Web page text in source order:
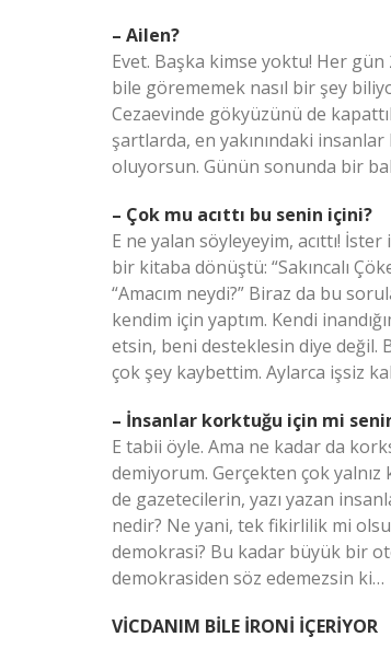
– Ailen?
Evet. Başka kimse yoktu! Her
bile görememek nasıl bir şey
Cezaevinde gökyüzünü de
şartlarda, en yakınındaki
oluyorsun. Günün sonunda bir
– Çok mu acıttı bu senin içini?
E ne yalan söyleyeyim, acıttı!
bir kitaba dönüştü: “Sakıncalı
“Amacım neydi?” Biraz da bu
kendim için yaptım. Kendi
etsin, beni desteklesin diye değil.
çok şey kaybettim. Aylarca işsiz
– İnsanlar korktuğu için mi
E tabii öyle. Ama ne kadar da
demiyorum. Gerçekten çok yalnız
de gazetecilerin, yazı yazan
nedir? Ne yani, tek fikirlilik mi
demokrasi? Bu kadar büyük bir
demokrasiden söz edemezsin ki…
VİCDANIM BİLE İRONİ İÇERİYOR